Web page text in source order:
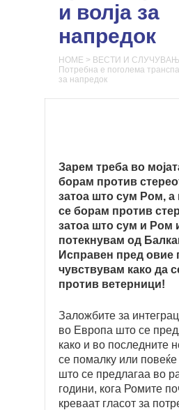
и волја за
напредок
HOME > ВЕСТИ И
Потребна е поголема
за напредок
Зарем треба во
борам против
затоа што сум Ром, а
се борам против
затоа што сум и Ром
потекнувам од
Исправен пред
чувствувам како да
против ветерници!
Заложбите за
во Европа што се
како и во последните
се помалку или
што се предлагаа во
години, кога Ромите
креваат гласот за